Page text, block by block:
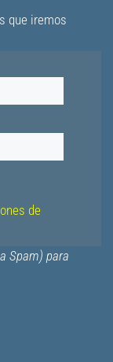
que iremos
de
Spam) para